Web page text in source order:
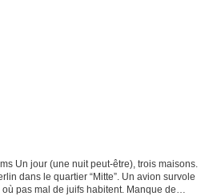
Un jour (une nuit peut-être), trois maisons.
dans le quartier “Mitte”. Un avion survole
pas mal de juifs habitent. Manque de